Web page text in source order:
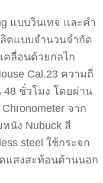
แบบวินเทจ และคำ
ลิตแบบจำนวนจำกัด
คลื่อนด้วยกลไก
Cal.23 ความถี่
48 ชั่วโมง โดยผ่าน
จาก
นัง Nubuck สี
steel ใช้กระจก
แสงสะท้อนด้านนอก